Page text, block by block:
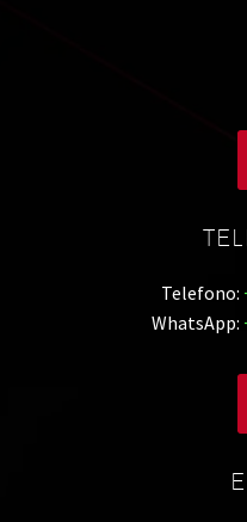
Telefono:
WhatsApp: